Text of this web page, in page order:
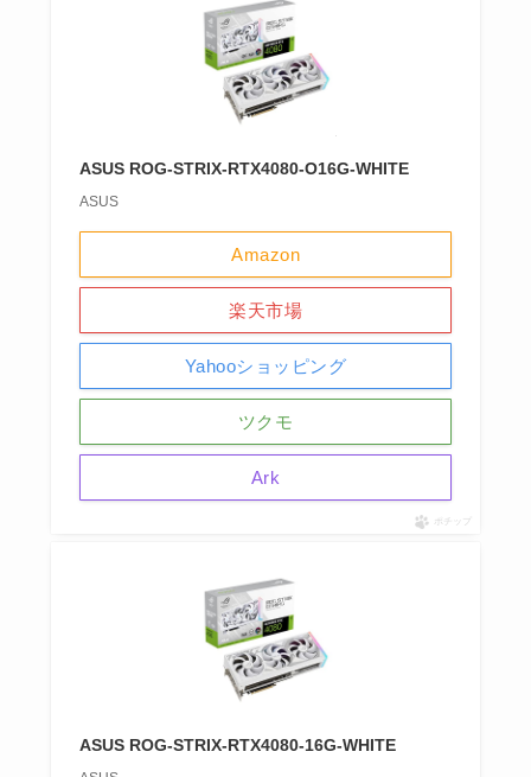
ASUS ROG-STRIX-RTX4080-O16G-WHITE
ASUS
Amazon
楽天市場
Yahooショッピング
ツクモ
Ark
ポチップ
ASUS ROG-STRIX-RTX4080-16G-WHITE